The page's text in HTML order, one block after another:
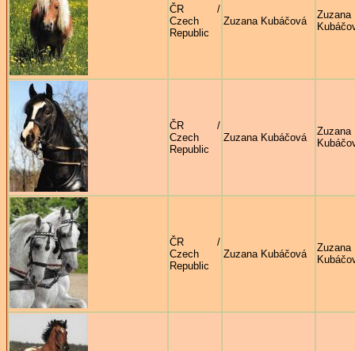
ČR /
Czech
Republic
Zuzana Kubáčová
Zuzana
ČR /
Czech
Republic
Zuzana Kubáčová
Zuzana
ČR /
Czech
Republic
Zuzana Kubáčová
Zuzana